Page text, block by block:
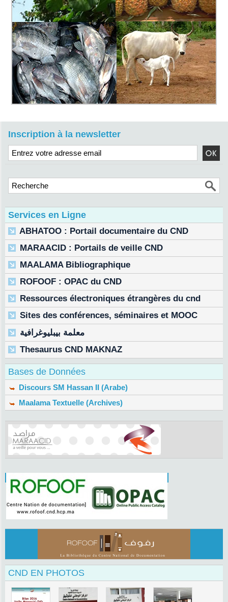
Inscription à la newsletter
Services en Ligne
ABHATOO : Portail documentaire du CND
MARAACID : Portails de veille CND
MAALAMA Bibliographique
ROFOOF : OPAC du CND
Ressources électroniques étrangères du cnd
Sites des conférences, séminaires et MOOC
معلمة بيبليوغرافية
Thesaurus CND MAKNAZ
Bases de Données
Discours SM Hassan II (Arabe)
Maalama Textuelle (Archives)
CND EN PHOTOS